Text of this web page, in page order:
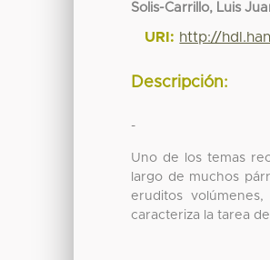
Solis-Carrillo, Luis
URI: http://
Descripción:
-
Uno de los temas
largo de muchos
eruditos
caracteriza la tarea